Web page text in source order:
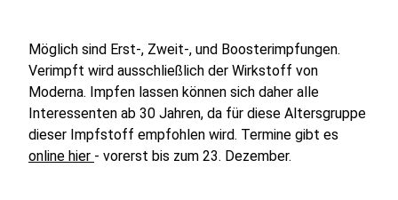
Möglich sind Erst-, Zweit-, und Boosterimpfungen.
Verimpft wird ausschließlich der Wirkstoff von
Moderna. Impfen lassen können sich daher alle
Interessenten ab 30 Jahren, da für diese Altersgruppe
dieser Impfstoff empfohlen wird. Termine gibt es
online hier - vorerst bis zum 23. Dezember.